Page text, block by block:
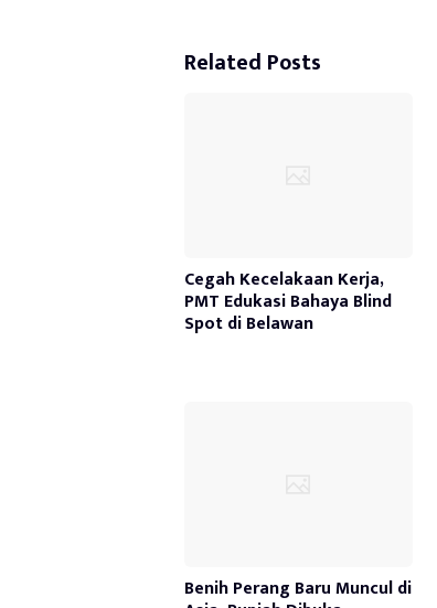
Related Posts
Cegah Kecelakaan Kerja,
PMT Edukasi Bahaya Blind
Spot di Belawan
Benih Perang Baru Muncul di